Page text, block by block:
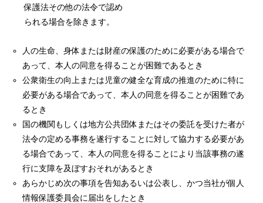
保護法その他の法令で認め
られる場合を除きます。
人の生命、身体または財産の保護のために必要がある場合で
あって、本人の同意を得ることが困難であるとき
公衆衛生の向上または児童の健全な育成の推進のために特に
必要がある場合であって、本人の同意を得ることが困難であ
るとき
国の機関もしくは地方公共団体またはその委託を受けた者が
法令の定める事務を遂行することに対して協力する必要があ
る場合であって、本人の同意を得ることにより当該事務の遂
行に支障を及ぼすおそれがあるとき
あらかじめ次の事項を告知あるいは公表し、かつ当社が個人
情報保護委員会に届出をしたとき